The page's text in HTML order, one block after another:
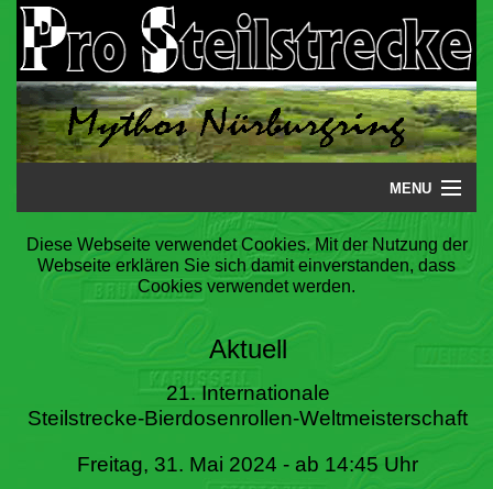
MENU
Startseite
Steilstrecke
Literatur
Termine
Diese Webseite verwendet Cookies. Mit der Nutzung der
Webseite erklären Sie sich damit einverstanden, dass
Cookies verwendet werden.
Aktuell
21. Internationale
Steilstrecke-Bierdosenrollen-Weltmeisterschaft
Freitag, 31. Mai 2024 - ab 14:45 Uhr